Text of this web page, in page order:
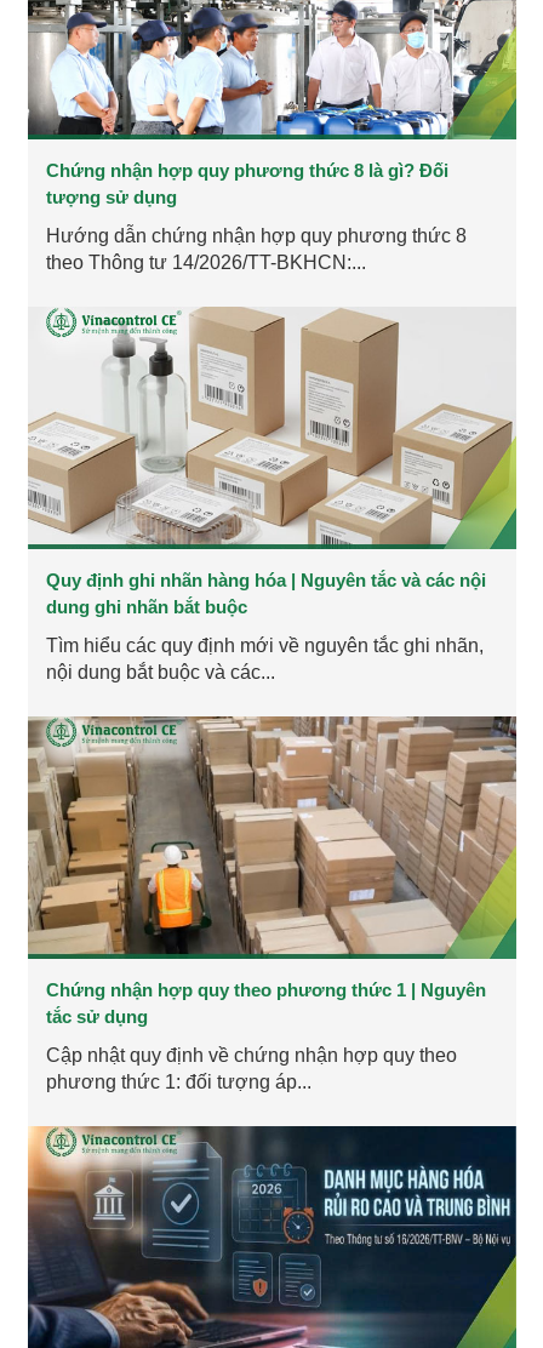
Chứng nhận hợp quy phương thức 8 là gì? Đối
tượng sử dụng
Hướng dẫn chứng nhận hợp quy phương thức 8
theo Thông tư 14/2026/TT-BKHCN:...
Quy định ghi nhãn hàng hóa | Nguyên tắc và các nội
dung ghi nhãn bắt buộc
Tìm hiểu các quy định mới về nguyên tắc ghi nhãn,
nội dung bắt buộc và các...
Chứng nhận hợp quy theo phương thức 1 | Nguyên
tắc sử dụng
Cập nhật quy định về chứng nhận hợp quy theo
phương thức 1: đối tượng áp...